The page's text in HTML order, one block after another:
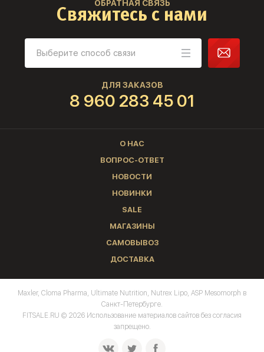
ОБРАТНАЯ СВЯЗЬ
Свяжитесь с нами
ДЛЯ ЗАКАЗОВ
8 960 283 45 01
О НАС
ВОПРОС-ОТВЕТ
НОВОСТИ
НОВИНКИ
SALE
МАГАЗИНЫ
САМОВЫВОЗ
ДОСТАВКА
Maxler, Cloma Pharma, Ultimate Nutrition, Nutrex Lipo, ASP Mesomorph в
Санкт-Петербурге.
FITSALE.RU © 2026 Использование материалов сайтов без согласия
запрещено.